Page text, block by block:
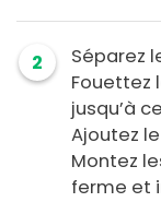
2
Séparez
Fouettez
jusqu’à
Ajoutez
Montez
ferme et